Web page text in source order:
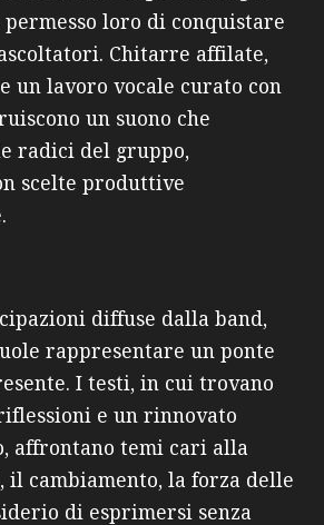
loro di conquistare
Chitarre affilate,
un lavoro vocale curato con
un suono che
radici del gruppo,
scelte produttive
diffuse dalla band,
rappresentare un ponte
I testi, in cui trovano
e un rinnovato
affrontano temi cari alla
il cambiamento, la forza delle
di esprimersi senza